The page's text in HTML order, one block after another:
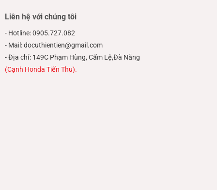
Liên hệ với chúng tôi
- Hotline: 0905.727.082
- Mail: docuthientien@gmail.com
- Địa chỉ: 149C Phạm Hùng, Cẩm Lệ,Đà Nẵng
(Cạnh Honda Tiến Thu).